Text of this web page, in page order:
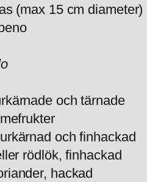
(max 15 cm diameter)
och tärnade
och finhackad
rödlök, finhackad
hackad